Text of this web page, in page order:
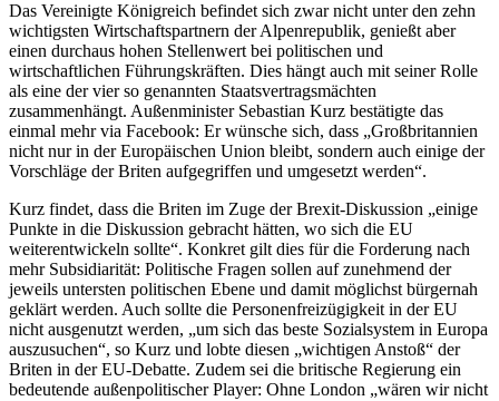
Das Vereinigte Königreich befindet sich zwar nicht unter den zehn
wichtigsten Wirtschaftspartnern der Alpenrepublik, genießt aber
einen durchaus hohen Stellenwert bei politischen und
wirtschaftlichen Führungskräften. Dies hängt auch mit seiner Rolle
als eine der vier so genannten Staatsvertragsmächten
zusammenhängt. Außenminister Sebastian Kurz bestätigte das
einmal mehr via Facebook: Er wünsche sich, dass „Großbritannien
nicht nur in der Europäischen Union bleibt, sondern auch einige der
Vorschläge der Briten aufgegriffen und umgesetzt werden“.
Kurz findet, dass die Briten im Zuge der Brexit-Diskussion „einige
Punkte in die Diskussion gebracht hätten, wo sich die EU
weiterentwickeln sollte“. Konkret gilt dies für die Forderung nach
mehr Subsidiarität: Politische Fragen sollen auf zunehmend der
jeweils untersten politischen Ebene und damit möglichst bürgernah
geklärt werden. Auch sollte die Personenfreizügigkeit in der EU
nicht ausgenutzt werden, „um sich das beste Sozialsystem in Europa
auszusuchen“, so Kurz und lobte diesen „wichtigen Anstoß“ der
Briten in der EU-Debatte. Zudem sei die britische Regierung ein
bedeutende außenpolitischer Player: Ohne London „wären wir nicht